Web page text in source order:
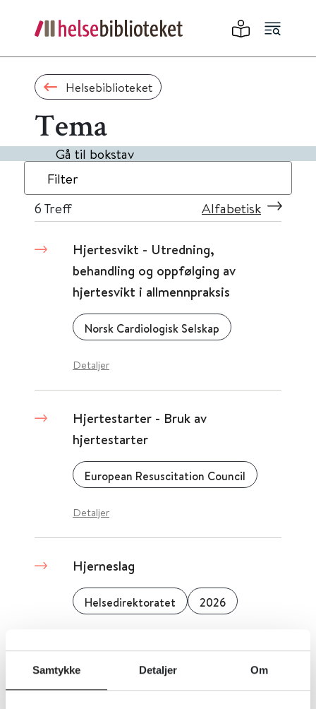
Samtykke Detaljer Om
Helsebiblioteket
Tema
Gå til bokstav
Filter
6 Treff Alfabetisk
Hjertesvikt - Utredning,
behandling og oppfølging av
hjertesvikt i allmennpraksis
Norsk Cardiologisk Selskap
Detaljer
Hjertestarter - Bruk av
hjertestarter
European Resuscitation Council
Detaljer
Hjerneslag
Helsedirektoratet 2026
oppfølging og behandling av hiv